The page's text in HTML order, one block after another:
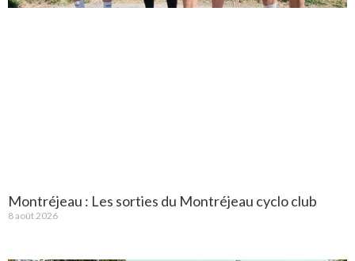
Montréjeau : Les sorties du Montréjeau cyclo club
8 août 2026